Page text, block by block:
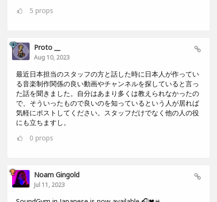
5 props
Proto __
Aug 10, 2023
最近日本担当のスタッフの方と話した時に日本人が作ってい
る音楽制作関係の良い動画やチャンネルを探していると言っ
た話を聞きました。自分はあまり多くは教えられなかったの
で、そういったもので良いのを知っているという人が居れば
気軽にポストしてください。スタッフだけでなく他の人の役
にも立ちますし。
0 props
Noam Gingold
Jul 11, 2023